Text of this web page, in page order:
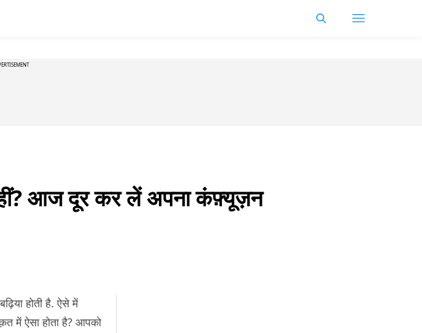
नहीं? आज दूर कर लें अपना कंफ़्यूज़न
होती है. ऐसे में
में ऐसा होता है? आपको